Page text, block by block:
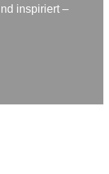
inspiriert –